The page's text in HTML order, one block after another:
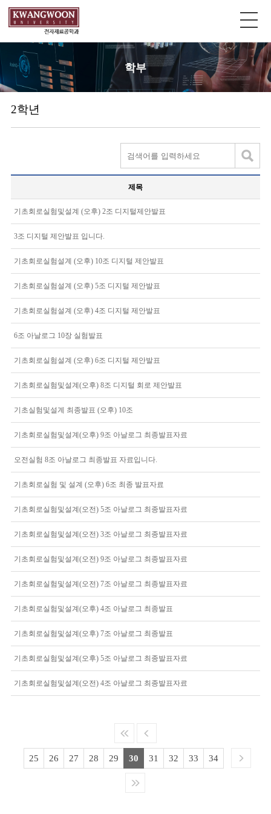
학부
2학년
제목
기초회로실험및설계 (오후) 2조 디지털제안발표
3조 디지털 제안발표 입니다.
기초회로실험설계 (오후) 10조 디지털 제안발표
기초회로실험설계 (오후) 5조 디지털 제안발표
기초회로실험설계 (오후) 4조 디지털 제안발표
6조 아날로그 10장 실험발표
기초회로실험설계 (오후) 6조 디지털 제안발표
기초회로실험및설계(오후) 8조 디지털 회로 제안발표
기초실험및설계 최종발표 (오후) 10조
기초회로실험및설계(오후) 9조 아날로그 최종발표자료
오전실험 8조 아날로그 최종발표 자료입니다.
기초회로실험 및 설계 (오후) 6조 최종 발표자료
기초회로실험및설계(오전) 5조 아날로그 최종발표자료
기초회로실험및설계(오전) 3조 아날로그 최종발표자료
기초회로실험및설계(오전) 9조 아날로그 최종발표자료
기초회로실험및설계(오전) 7조 아날로그 최종발표자료
기초회로실험및설계(오후) 4조 아날로그 최종발표
기초회로실험및설계(오후) 7조 아날로그 최종발표
기초회로실험및설계(오후) 5조 아날로그 최종발표자료
기초회로실험및설계(오전) 4조 아날로그 최종발표자료
25 26 27 28 29 30 31 32 33 34